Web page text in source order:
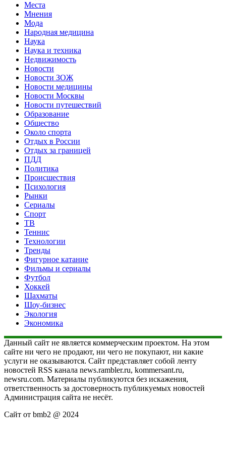
Места
Мнения
Мода
Народная медицина
Наука
Наука и техника
Недвижимость
Новости
Новости ЗОЖ
Новости медицины
Новости Москвы
Новости путешествий
Образование
Общество
Около спорта
Отдых в России
Отдых за границей
ПДД
Политика
Происшествия
Психология
Рынки
Сериалы
Спорт
ТВ
Теннис
Технологии
Тренды
Фигурное катание
Фильмы и сериалы
Футбол
Хоккей
Шахматы
Шоу-бизнес
Экология
Экономика
Данный сайт не является коммерческим проектом. На этом
сайте ни чего не продают, ни чего не покупают, ни какие
услуги не оказываются. Сайт представляет собой ленту
новостей RSS канала news.rambler.ru, kommersant.ru,
newsru.com. Материалы публикуются без искажения,
ответственность за достоверность публикуемых новостей
Администрация сайта не несёт.
Сайт от bmb2 @ 2024